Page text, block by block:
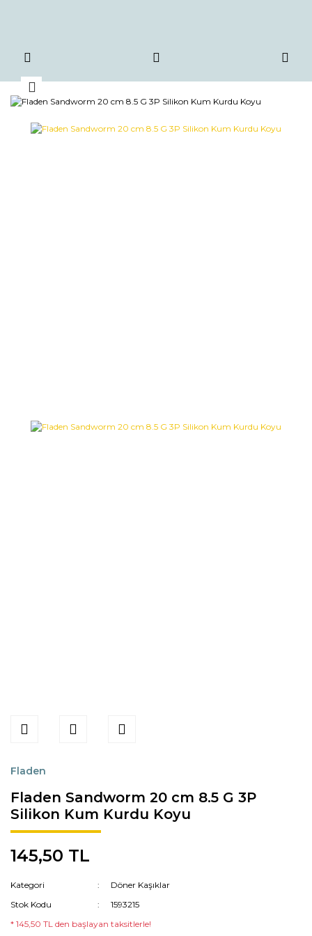
Fladen
Fladen Sandworm 20 cm 8.5 G 3P
Silikon Kum Kurdu Koyu
145,50 TL
Kategori
Döner Kaşıklar
Stok Kodu
1593215
* 145,50 TL den başlayan taksitlerle!